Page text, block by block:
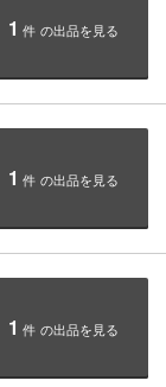
1 件 の出品を見る
1 件 の出品を見る
1 件 の出品を見る